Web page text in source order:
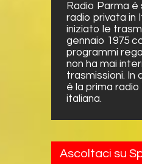
Radio Parma
radio privata in
iniziato le
gennaio 1975
programmi
non ha mai
trasmissioni. In
è la prima radio
italiana.
Ascoltaci su